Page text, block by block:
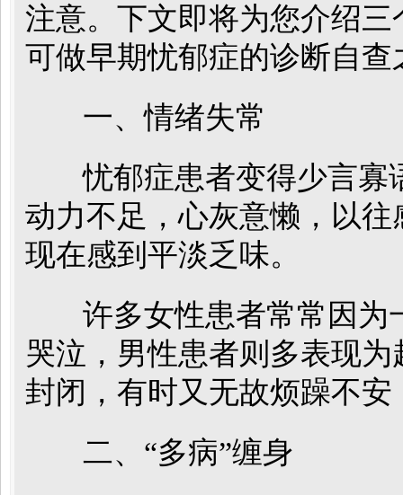
注意。下文即将为您介绍
可做早期忧郁症的诊断自查
一、情绪失常
忧郁症患者变得少言寡
动力不足，心灰意懒，以
现在感到平淡乏味。
许多女性患者常常因为
哭泣，男性患者则多表现
封闭，有时又无故烦躁不
二、“多病”缠身